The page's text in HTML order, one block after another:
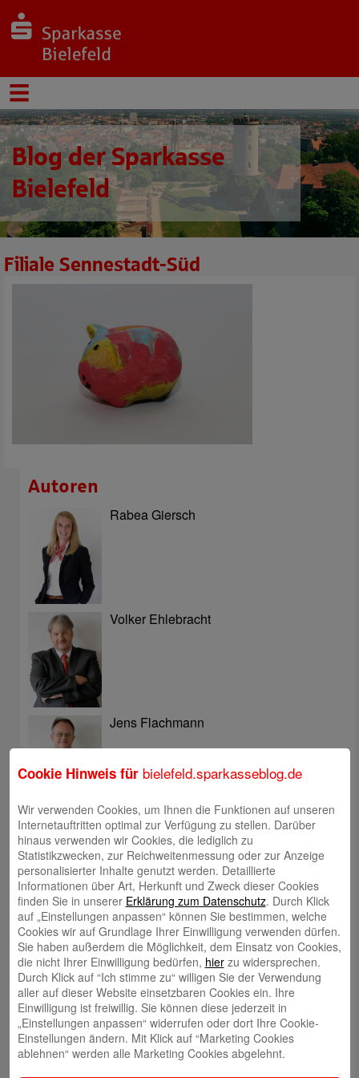
Blog der Sparkasse
Bielefeld
Filiale Sennestadt-Süd
Autoren
Rabea Giersch
Volker Ehlebracht
Jens Flachmann
Christoph Kaleschke
Stephan Merkel
Rahel Neufeld
Cookie Hinweis für bielefeld.sparkasseblog.de
Wir verwenden Cookies, um Ihnen die Funktionen auf unseren
Internetauftritten optimal zur Verfügung zu stellen. Darüber
hinaus verwenden wir Cookies, die lediglich zu
Statistikzwecken, zur Reichweitenmessung oder zur Anzeige
personalisierter Inhalte genutzt werden. Detaillierte
Informationen über Art, Herkunft und Zweck dieser Cookies
finden Sie in unserer Erklärung zum Datenschutz. Durch Klick
auf „Einstellungen anpassen“ können Sie bestimmen, welche
Cookies wir auf Grundlage Ihrer Einwilligung verwenden dürfen.
Sie haben außerdem die Möglichkeit, dem Einsatz von Cookies,
die nicht Ihrer Einwilligung bedürfen, hierzu widersprechen.
Durch Klick auf “Ich stimme zu“ willigen Sie der Verwendung
aller auf dieser Website einsetzbaren Cookies ein. Ihre
Einwilligung ist freiwillig. Sie können diese jederzeit in
„Einstellungen anpassen“ widerrufen oder dort Ihre Cookie-
Einstellungen ändern. Mit Klick auf “Marketing Cookies
ablehnen“ werden alle Marketing Cookies abgelehnt.